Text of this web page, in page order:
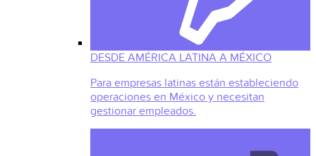
DESDE AMÉRICA LATINA A MÉXICO
Para empresas latinas están estableciendo
operaciones en México y necesitan
gestionar empleados.